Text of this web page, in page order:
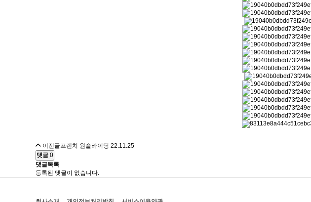
이전글프렌치 원슬라이딩 22.11.25
댓글 0
댓글목록
등록된 댓글이 없습니다.